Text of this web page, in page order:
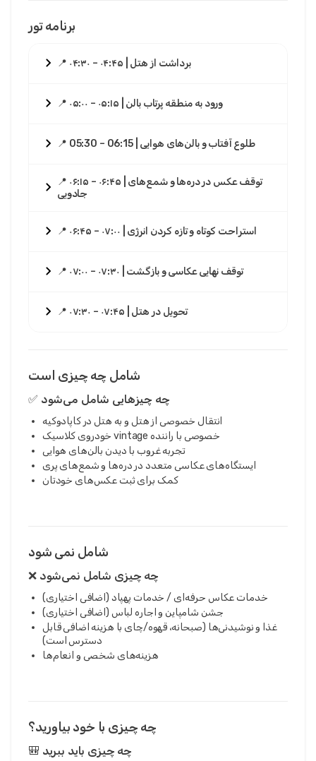
برنامه تور
📍 ۰۴:۳۰ – ۰۴:۴۵ | برداشت از هتل
📍 ۰۵:۰۰ – ۰۵:۱۵ | ورود به منطقه پرتاب بالن
📍 05:30 – 06:15 | طلوع آفتاب و بالن‌های هوایی
📍 ۰۶:۱۵ – ۰۶:۴۵ | توقف عکس در دره‌ها و شمع‌های
جادویی
📍 ۰۶:۴۵ – ۰۷:۰۰ | استراحت کوتاه و تازه کردن انرژی
📍 ۰۷:۰۰ – ۰۷:۳۰ | توقف نهایی عکاسی و بازگشت
📍 ۰۷:۳۰ – ۰۷:۴۵ | تحویل در هتل
شامل چه چیزی است
✅ چه چیزهایی شامل می‌شود
انتقال خصوصی از هتل و به هتل در کاپادوکیه
خودروی کلاسیک vintage خصوصی با راننده
تجربه غروب با دیدن بالن‌های هوایی
ایستگاه‌های عکاسی متعدد در دره‌ها و شمع‌های پری
کمک برای ثبت عکس‌های خودتان
شامل نمی شود
❌ چه چیزی شامل نمی‌شود
خدمات عکاس حرفه‌ای / خدمات پهپاد (اضافی اختیاری)
جشن شامپاین و اجاره لباس (اضافی اختیاری)
غذا و نوشیدنی‌ها (صبحانه، قهوه/چای با هزینه اضافی قابل
دسترس است)
هزینه‌های شخصی و انعام‌ها
چه چیزی با خود بیاورید؟
🎒 چه چیزی باید ببرید